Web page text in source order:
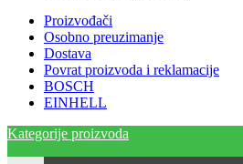
Proizvođači
Osobno preuzimanje
Dostava
Povrat proizvoda i reklamacije
BOSCH
EINHELL
Kategorije proizvoda